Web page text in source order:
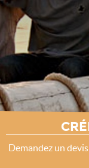
Demandez un